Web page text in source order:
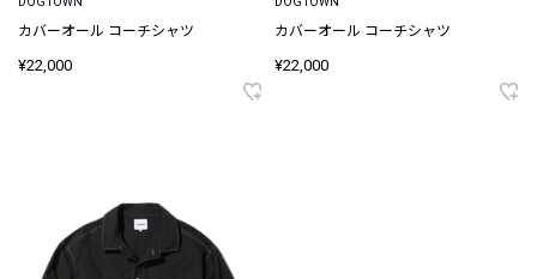
カバーオール コーチシャツ
¥22,000
カバーオール コーチシャツ
¥22,000